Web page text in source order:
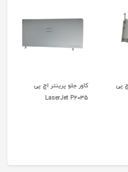
کاور جلو پرینتر اچ پی
LaserJet P2035